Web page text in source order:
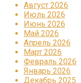
Август 2026
Июль 2026
Июнь 2026
Май 2026
Апрель 2026
Март 2026
Февраль 2026
Январь 2026
Декабрь 2025